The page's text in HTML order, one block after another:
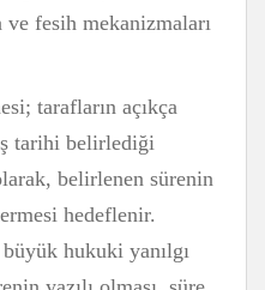
fesih mekanizmaları
tarafların açıkça
tarihi belirlediği
belirlenen sürenin
hedeflenir.
hukuki yanılgı